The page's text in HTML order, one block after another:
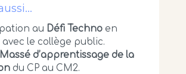
au Défi Technoen
le collège public.
d’apprentissage de la
du CP au CM2.